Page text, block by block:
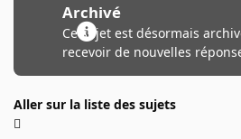
Archivé
Ce sujet est désormais
recevoir de nouvelles
Aller sur la liste des sujets